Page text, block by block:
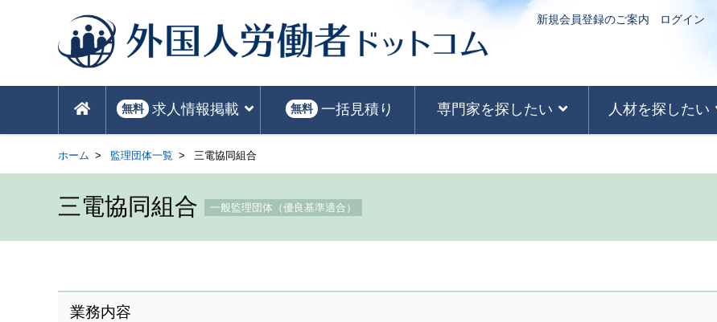
新規会員登録のご案内 ログイン
無料 求人情報掲載 無料 一括見積り 専門家を探したい 人材を探したい
ホーム 監理団体一覧 三電協同組合
三電協同組合 一般監理団体（優良基準適合）
業務内容